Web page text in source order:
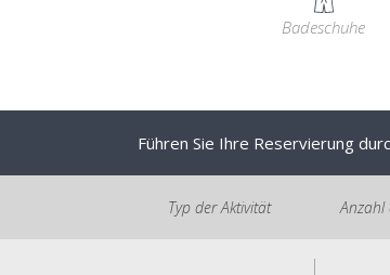
Badeschuhe
Führen Sie Ihre Reservierung
Typ der Aktivität Anzahl